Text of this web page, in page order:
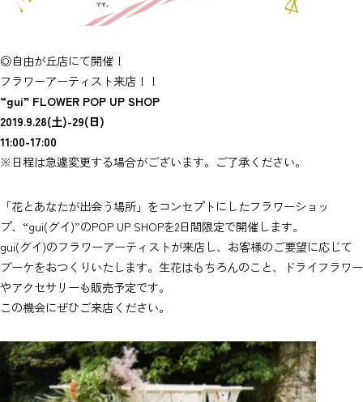
◎自由が丘店にて開催！
フラワーアーティスト来店！！
“gui” FLOWER POP UP SHOP
2019.9.28(土)-29(日)
11:00-17:00
※日程は急遽変更する場合がございます。ご了承ください。
「花とあなたが出会う場所」をコンセプトにしたフラワーショッ
プ、“gui(グイ)”のPOP UP SHOPを2日間限定で開催します。
gui(グイ)のフラワーアーティストが来店し、お客様のご要望に応じて
ブーケをおつくりいたします。生花はもちろんのこと、ドライフラワー
やアクセサリーも販売予定です。
この機会にぜひご来店ください。